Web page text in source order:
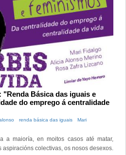
Básica das iguais e
do emprego á centralidade
renda básica das iguais
Mari
a maioría, en moitos casos até matar,
aspiracións colectivas, os nosos desexos.